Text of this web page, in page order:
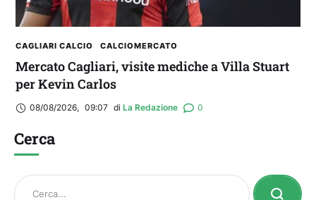
CAGLIARI CALCIO CALCIOMERCATO
Mercato Cagliari, visite mediche a Villa Stuart
per Kevin Carlos
08/08/2026, 09:07 di La Redazione 0
Cerca